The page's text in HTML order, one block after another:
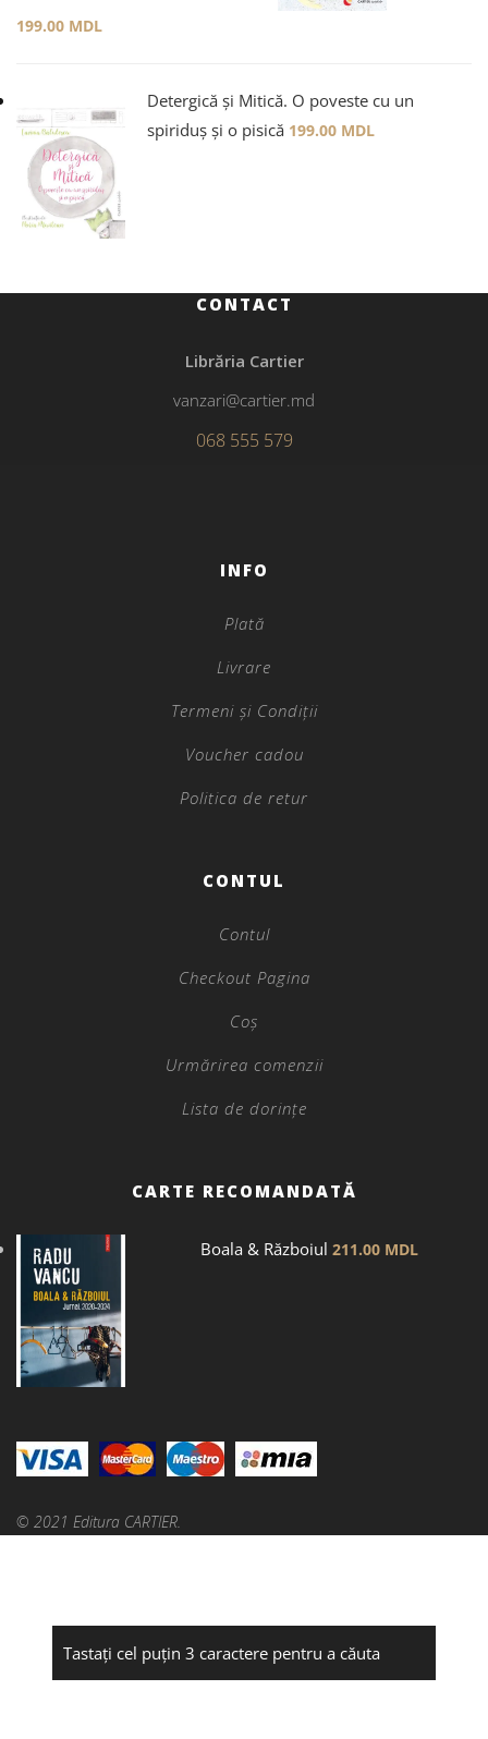
199.00 MDL
Detergică și Mitică. O poveste cu un
spiriduș și o pisică 199.00 MDL
CONTACT
Librăria Cartier
vanzari@cartier.md
068 555 579
INFO
Plată
Livrare
Termeni și Condiții
Voucher cadou
Politica de retur
CONTUL
Contul
Checkout Pagina
Coș
Urmărirea comenzii
Lista de dorințe
CARTE RECOMANDATĂ
Boala & Războiul 211.00 MDL
© 2021 Editura CARTIER.